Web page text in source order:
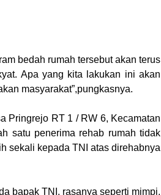
bedah rumah tersebut akan terus
Apa yang kita lakukan ini akan
masyarakat”,pungkasnya.
Pringrejo RT 1 / RW 6, Kecamatan
satu penerima rehab rumah tidak
sekali kepada TNI atas direhabnya
bapak TNI, rasanya seperti mimpi,